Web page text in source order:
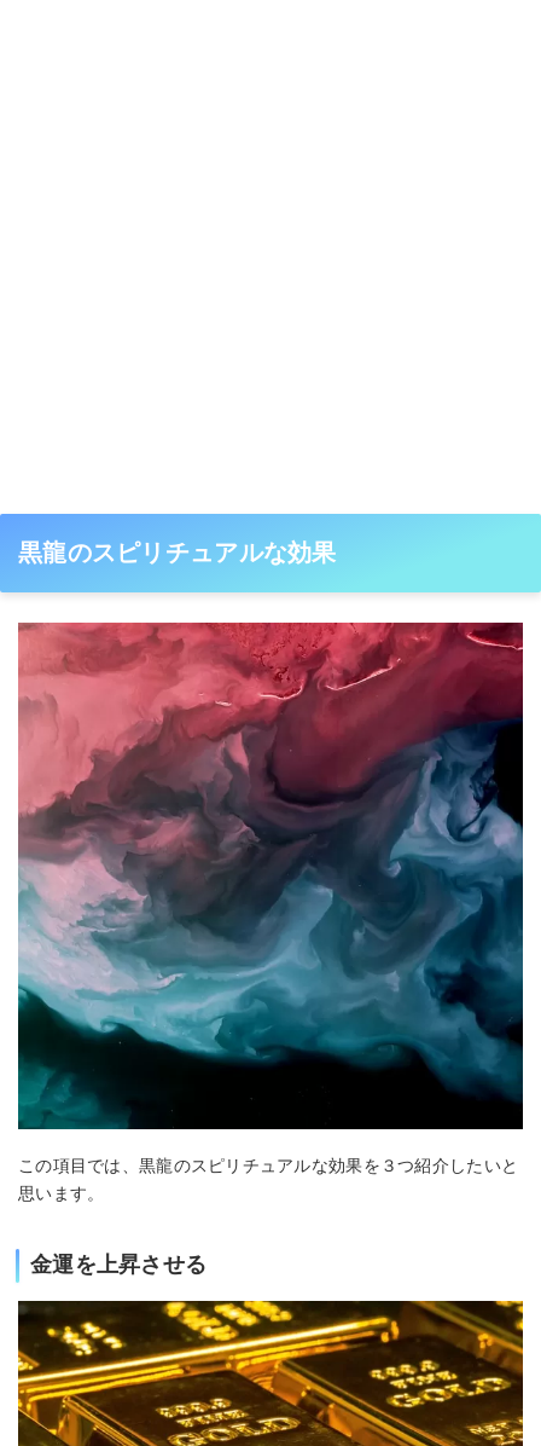
黒龍のスピリチュアルな効果
この項目では、黒龍のスピリチュアルな効果を３つ紹介したいと
思います。
金運を上昇させる